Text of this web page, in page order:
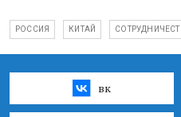
РОССИЯ КИТАЙ
вк